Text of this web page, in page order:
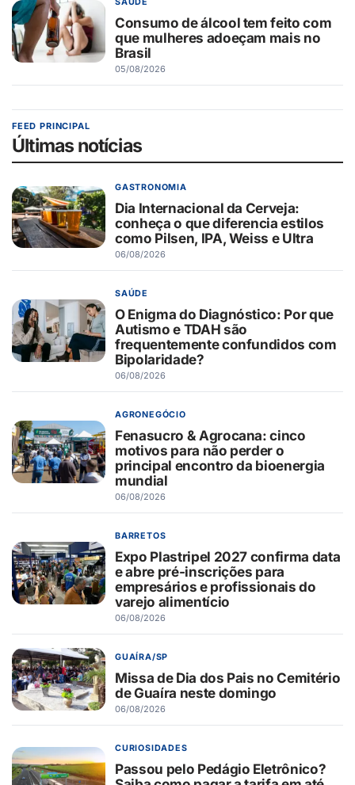
Consumo de álcool tem feito com
que mulheres adoeçam mais no
Brasil
05/08/2026
FEED PRINCIPAL
Últimas notícias
GASTRONOMIA
Dia Internacional da Cerveja:
conheça o que diferencia estilos
como Pilsen, IPA, Weiss e Ultra
06/08/2026
SAÚDE
O Enigma do Diagnóstico: Por que
Autismo e TDAH são
frequentemente confundidos com
Bipolaridade?
06/08/2026
AGRONEGÓCIO
Fenasucro & Agrocana: cinco
motivos para não perder o
principal encontro da bioenergia
mundial
06/08/2026
BARRETOS
Expo Plastripel 2027 confirma data
e abre pré-inscrições para
empresários e profissionais do
varejo alimentício
06/08/2026
GUAÍRA/SP
Missa de Dia dos Pais no Cemitério
de Guaíra neste domingo
06/08/2026
CURIOSIDADES
Passou pelo Pedágio Eletrônico?